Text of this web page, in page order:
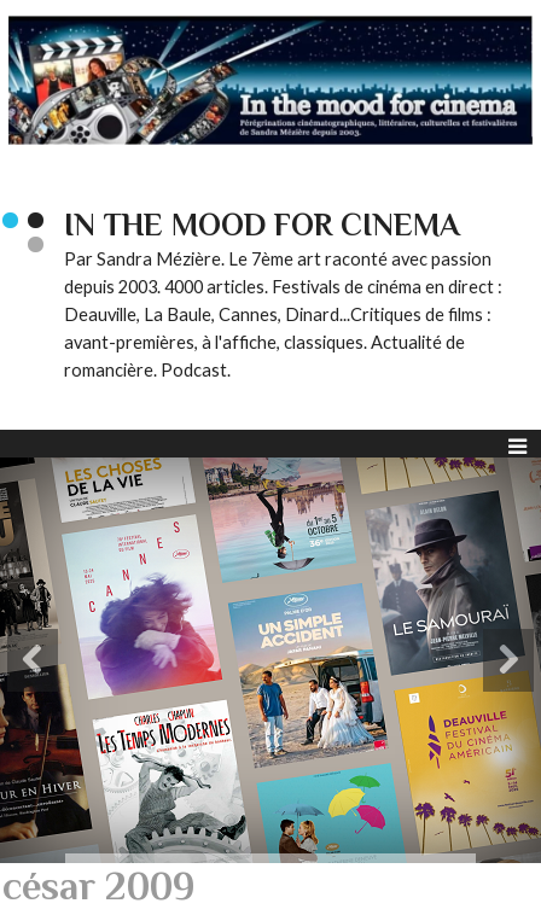
IN THE MOOD FOR CINEMA
Par Sandra Mézière. Le 7ème art raconté avec passion
depuis 2003. 4000 articles. Festivals de cinéma en direct :
Deauville, La Baule, Cannes, Dinard...Critiques de films :
avant-premières, à l'affiche, classiques. Actualité de
romancière. Podcast.
césar 2009